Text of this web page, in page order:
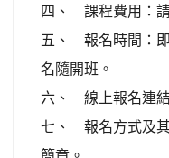
四、 課程費用：
五、 報名時間：
名隨開班。
六、 線上報名連結
七、 報名方式及